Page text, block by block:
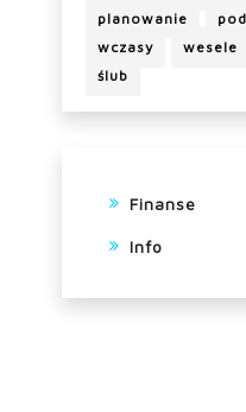
planowanie
wczasy
wesele
ślub
Finanse
Info